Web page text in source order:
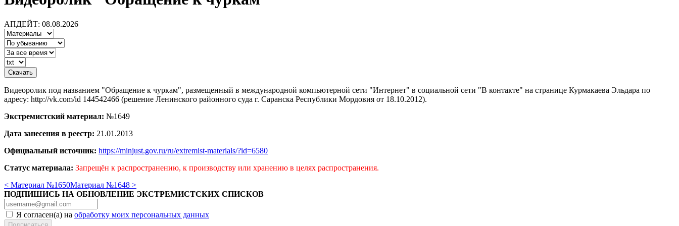
АПДЕЙТ: 08.08.2026
Видеоролик под названием "Обращение к чуркам", размещенный в международной компьютерной сети "Интернет" в социальной сети "В контакте" на странице Курмакаева Эльдара по
адресу: http://vk.com/id 144542466 (решение Ленинского районного суда г. Саранска Республики Мордовия от 18.10.2012).
Экстремистский материал: №1649
Дата занесения в реестр: 21.01.2013
Официальный источник: https://minjust.gov.ru/ru/extremist-materials/?id=6580
Статус материала: Запрещён к распространению, к производству или хранению в целях распространения.
< Материал №1650Материал №1648 >
ПОДПИШИСЬ НА ОБНОВЛЕНИЕ ЭКСТРЕМИСТСКИХ СПИСКОВ
Я согласен(а) на обработку моих персональных данных